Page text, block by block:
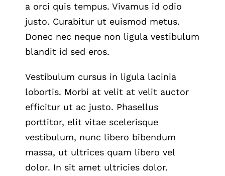
a orci quis tempus. Vivamus id odio
justo. Curabitur ut euismod metus.
Donec nec neque non ligula vestibulum
blandit id sed eros.
Vestibulum cursus in ligula lacinia
lobortis. Morbi at velit at velit auctor
efficitur ut ac justo. Phasellus
porttitor, elit vitae scelerisque
vestibulum, nunc libero bibendum
massa, ut ultrices quam libero vel
dolor. In sit amet ultricies dolor.